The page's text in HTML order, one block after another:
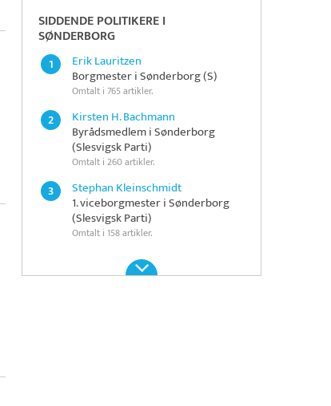
SIDDENDE POLITIKERE I
SØNDERBORG
1 Erik Lauritzen
Borgmester i Sønderborg (S)
Omtalt i 765 artikler.
2 Kirsten H. Bachmann
Byrådsmedlem i Sønderborg
(Slesvigsk Parti)
Omtalt i 260 artikler.
3 Stephan Kleinschmidt
1. viceborgmester i Sønderborg
(Slesvigsk Parti)
Omtalt i 158 artikler.